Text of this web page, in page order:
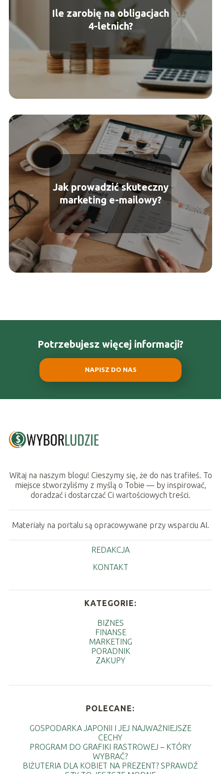
Ile zarobię na obligacjach
4-letnich?
Jak prowadzić skuteczny
marketing e-mailowy?
Potrzebujesz więcej informacji?
NAPISZ DO NAS
Witaj na naszym blogu! Cieszymy się, że do nas trafiłeś. To
miejsce stworzyliśmy z myślą o Tobie — by inspirować,
doradzać i dostarczać Ci wartościowych treści.
Materiały na portalu są opracowywane przy wsparciu AI.
REDAKCJA
KONTAKT
KATEGORIE:
BIZNES
FINANSE
MARKETING
PORADNIK
ZAKUPY
POLECANE:
GOSPODARKA JAPONII I JEJ NAJWAŻNIEJSZE
CECHY
PROGRAM DO GRAFIKI RASTROWEJ – KTÓRY
WYBRAĆ?
BIŻUTERIA DLA KOBIET NA PREZENT? SPRAWDŹ